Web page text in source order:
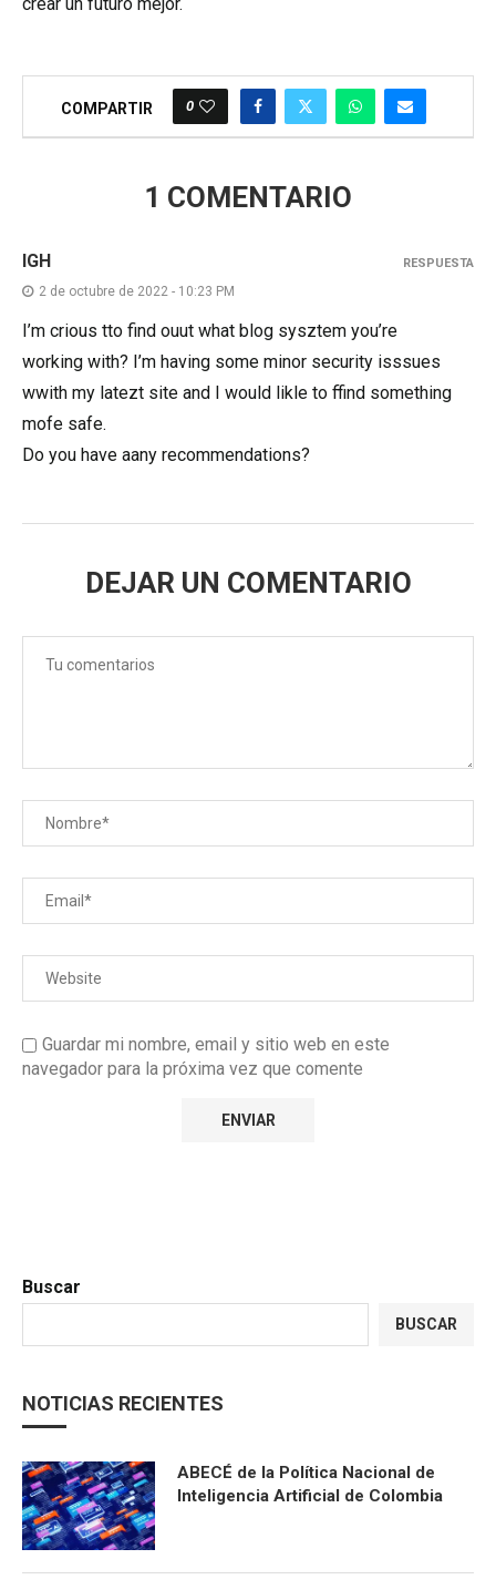
COMPARTIR 0
1 COMENTARIO
IGH
2 de octubre de 2022 - 10:23 PM
I’m crious tto find ouut what blog sysztem you’re
working with? I’m having some minor security isssues
wwith my latezt site and I would likle to ffind something
mofe safe.
Do you have aany recommendations?
RESPUESTA
DEJAR UN COMENTARIO
Guardar mi nombre, email y sitio web en este
navegador para la próxima vez que comente
Buscar
BUSCAR
NOTICIAS RECIENTES
ABECÉ de la Política Nacional de
Inteligencia Artificial de Colombia